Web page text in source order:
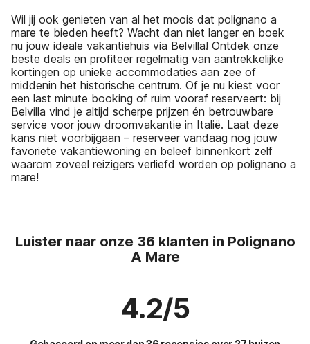
Wil jij ook genieten van al het moois dat polignano a
mare te bieden heeft? Wacht dan niet langer en boek
nu jouw ideale vakantiehuis via Belvilla! Ontdek onze
beste deals en profiteer regelmatig van aantrekkelijke
kortingen op unieke accommodaties aan zee of
middenin het historische centrum. Of je nu kiest voor
een last minute booking of ruim vooraf reserveert: bij
Belvilla vind je altijd scherpe prijzen én betrouwbare
service voor jouw droomvakantie in Italië. Laat deze
kans niet voorbijgaan – reserveer vandaag nog jouw
favoriete vakantiewoning en beleef binnenkort zelf
waarom zoveel reizigers verliefd worden op polignano a
mare!
Luister naar onze 36 klanten in Polignano
A Mare
4.2/5